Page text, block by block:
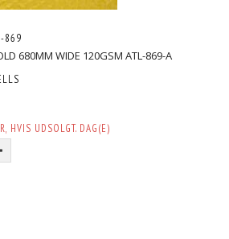
869
680MM WIDE 120GSM ATL-869-A
HVIS UDSOLGT. DAG(E)